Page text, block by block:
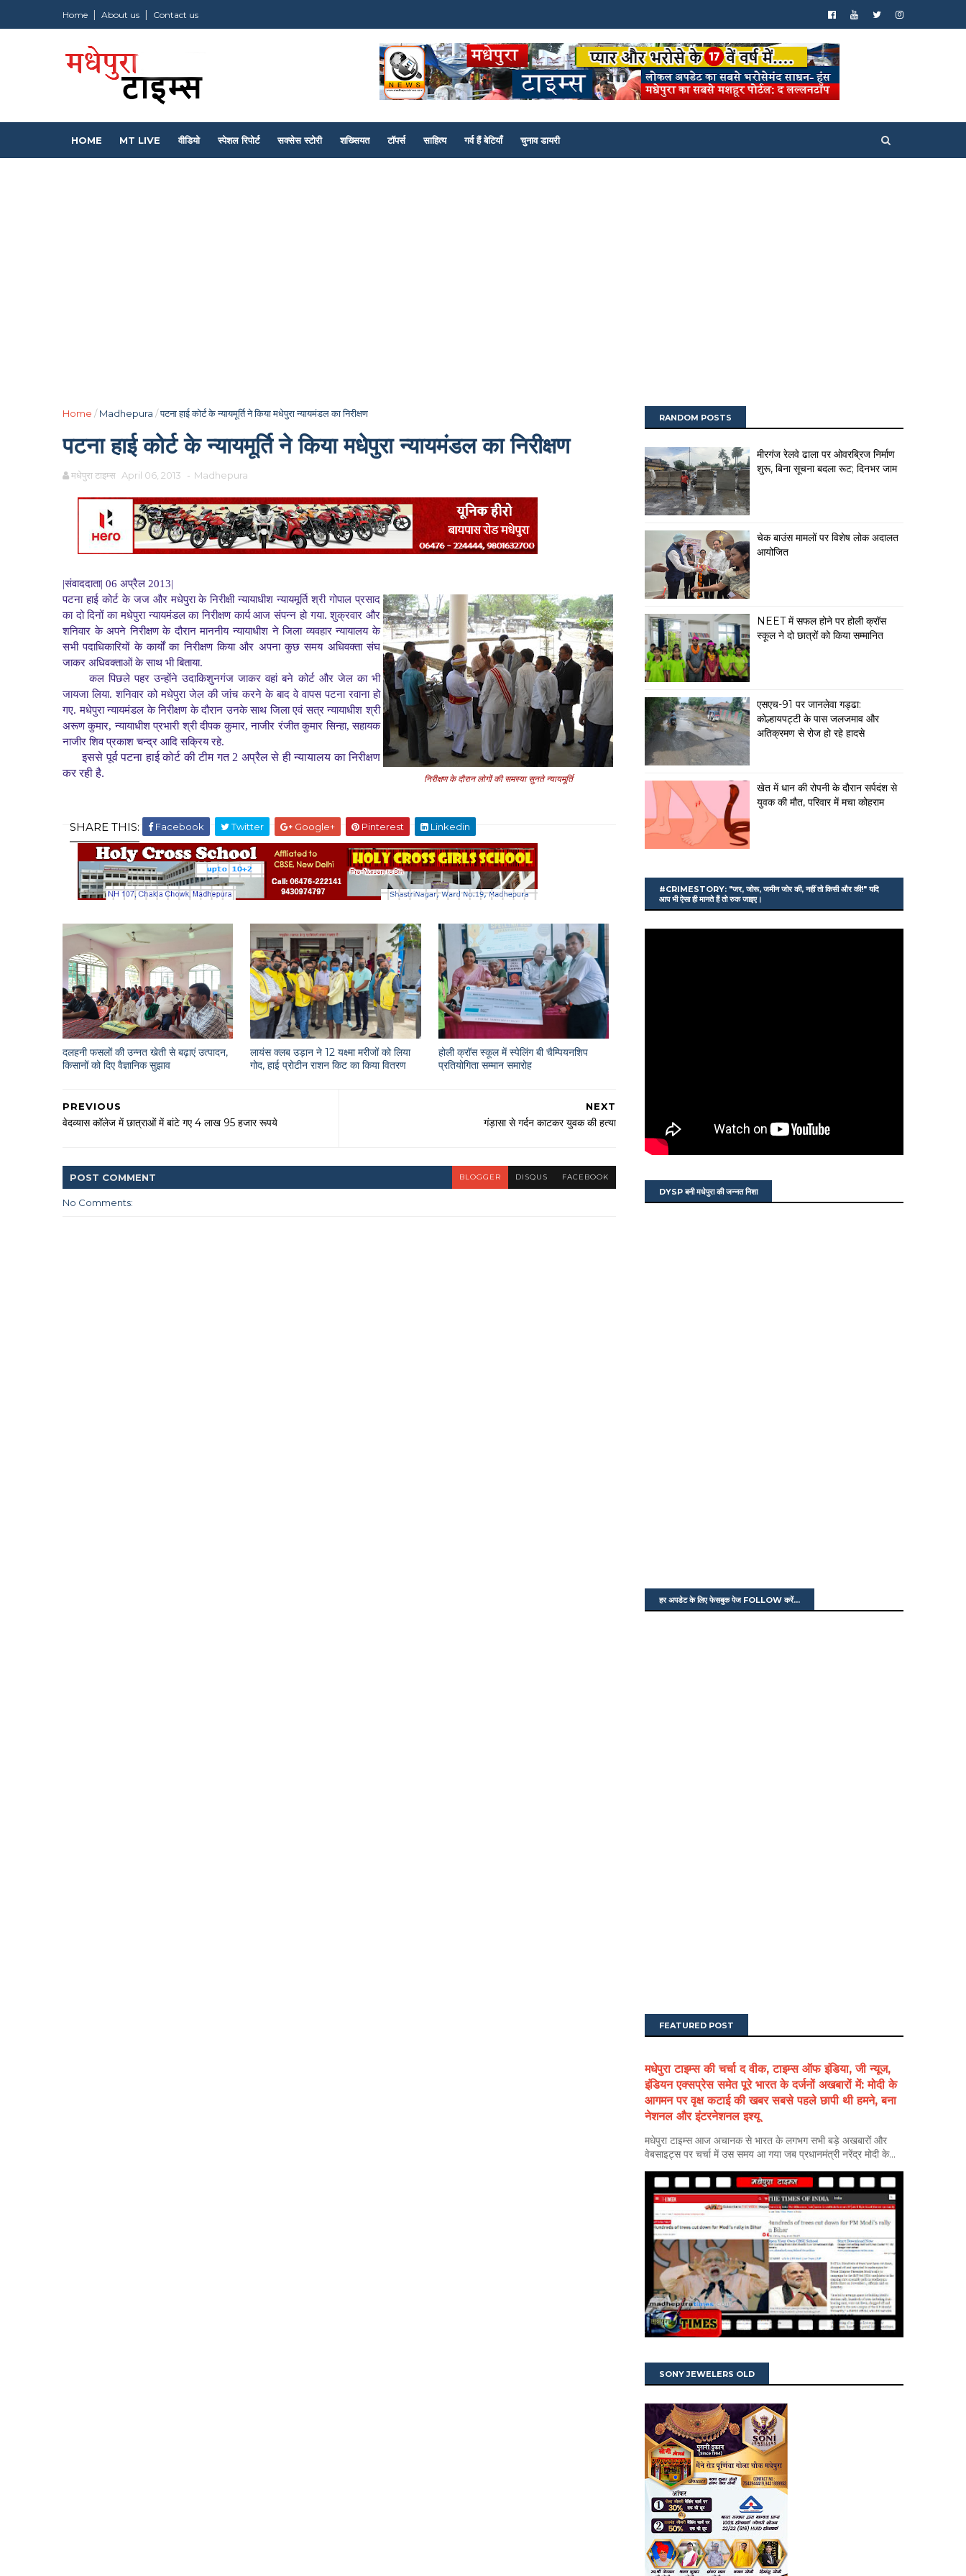
Home About us Contact us
HOME MT LIVE वीडियो स्पेशल रिपोर्ट सक्सेस स्टोरी शख्सियत टॉपर्स साहित्य गर्व हैं बेटियाँ चुनाव डायरी
Home / Madhepura /पटना हाई कोर्ट के न्यायमूर्ति ने किया मधेपुरा न्यायमंडल का निरीक्षण
पटना हाई कोर्ट के न्यायमूर्ति ने किया मधेपुरा न्यायमंडल का निरीक्षण
मधेपुरा टाइम्स April 06, 2013 - Madhepura
|संवाददाता| 06 अप्रैल 2013|
निरीक्षण के दौरान लोगों की समस्या सुनते न्यायमूर्ति
पटना हाई कोर्ट के जज और मधेपुरा के निरीक्षी न्यायाधीश न्यायमूर्ति श्री गोपाल प्रसाद
का दो दिनों का मधेपुरा न्यायमंडल का निरीक्षण कार्य आज संपन्न हो गया. शुक्रवार और
शनिवार के अपने निरीक्षण के दौरान माननीय न्यायाधीश ने जिला व्यवहार न्यायालय के
सभी पदाधिकारियों के कार्यों का निरीक्षण किया और अपना कुछ समय अधिवक्ता संघ
जाकर अधिवक्ताओं के साथ भी बिताया.
कल पिछले पहर उन्होंने उदाकिशुनगंज जाकर वहां बने कोर्ट और जेल का भी
जायजा लिया. शनिवार को मधेपुरा जेल की जांच करने के बाद वे वापस पटना रवाना हो
गए. मधेपुरा न्यायमंडल के निरीक्षण के दौरान उनके साथ जिला एवं सत्र न्यायाधीश श्री
अरूण कुमार, न्यायाधीश प्रभारी श्री दीपक कुमार, नाजीर रंजीत कुमार सिन्हा, सहायक
नाजीर शिव प्रकाश चन्द्र आदि सक्रिय रहे.
इससे पूर्व पटना हाई कोर्ट की टीम गत 2 अप्रैल से ही न्यायालय का निरीक्षण
कर रही है.
SHARE THIS: Facebook Twitter Google+ Pinterest Linkedin
दलहनी फसलों की उन्नत खेती से बढ़ाएं उत्पादन,
किसानों को दिए वैज्ञानिक सुझाव
लायंस क्लब उड़ान ने 12 यक्ष्मा मरीजों को लिया
गोद, हाई प्रोटीन राशन किट का किया वितरण
होली क्रॉस स्कूल में स्पेलिंग बी चैम्पियनशिप
प्रतियोगिता सम्मान समारोह
NEXT
गंड़ासा से गर्दन काटकर युवक की हत्या
PREVIOUS
वेदव्यास कॉलेज में छात्राओं में बांटे गए 4 लाख 95 हजार रूपये
POST COMMENT BLOGGER DISQUS FACEBOOK
No Comments:
RANDOM POSTS
मीरगंज रेलवे ढाला पर ओवरब्रिज निर्माण
शुरू, बिना सूचना बदला रूट; दिनभर जाम
चेक बाउंस मामलों पर विशेष लोक अदालत
आयोजित
NEET में सफल होने पर होली क्रॉस
स्कूल ने दो छात्रों को किया सम्मानित
एसएच-91 पर जानलेवा गड्ढा:
कोल्हायपट्टी के पास जलजमाव और
अतिक्रमण से रोज हो रहे हादसे
खेत में धान की रोपनी के दौरान सर्पदंश से
युवक की मौत, परिवार में मचा कोहराम
#CRIMESTORY: "जर, जोरू, जमीन जोर की, नहीं तो किसी और की!" यदि
आप भी ऐसा ही मानते हैं तो रुक जाइए।
DYSP बनी मधेपुरा की जन्नत निशा
हर अपडेट के लिए फेसबुक पेज FOLLOW करें...
FEATURED POST
मधेपुरा टाइम्स की चर्चा द वीक, टाइम्स ऑफ इंडिया, जी न्यूज,
इंडियन एक्सप्रेस समेत पूरे भारत के दर्जनों अखबारों में: मोदी के
आगमन पर वृक्ष कटाई की खबर सबसे पहले छापी थी हमने, बना
नेशनल और इंटरनेशनल इश्यू
मधेपुरा टाइम्स आज अचानक से भारत के लगभग सभी बड़े अखबारों और
वेबसाइट्स पर चर्चा में उस समय आ गया जब प्रधानमंत्री नरेंद्र मोदी के...
SONY JEWELERS OLD